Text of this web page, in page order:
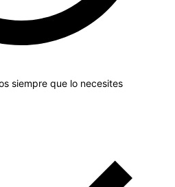
siempre que lo necesites